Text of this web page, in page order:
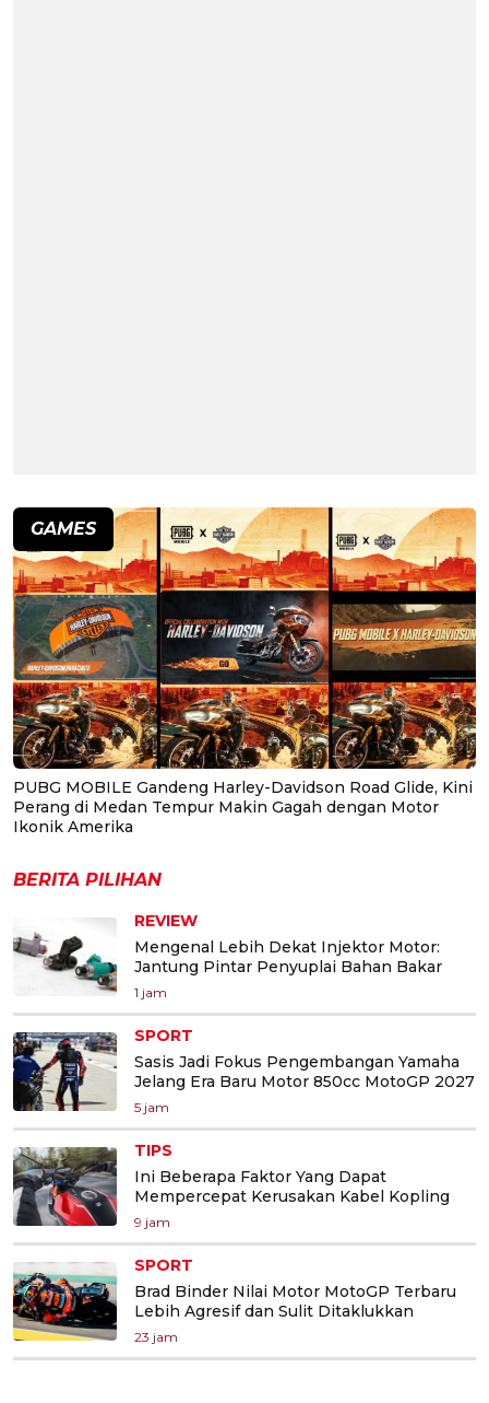
GAMES
PUBG MOBILE Gandeng Harley-Davidson Road Glide, Kini
Perang di Medan Tempur Makin Gagah dengan Motor
Ikonik Amerika
BERITA PILIHAN
REVIEW
Mengenal Lebih Dekat Injektor Motor:
Jantung Pintar Penyuplai Bahan Bakar
1 jam
SPORT
Sasis Jadi Fokus Pengembangan Yamaha
Jelang Era Baru Motor 850cc MotoGP 2027
5 jam
TIPS
Ini Beberapa Faktor Yang Dapat
Mempercepat Kerusakan Kabel Kopling
9 jam
SPORT
Brad Binder Nilai Motor MotoGP Terbaru
Lebih Agresif dan Sulit Ditaklukkan
23 jam